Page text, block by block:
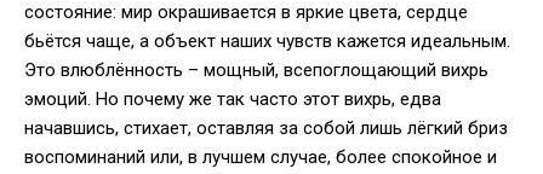
состояние: мир окрашивается в яркие цвета, сердце
бьётся чаще, а объект наших чувств кажется идеальным.
Это влюблённость – мощный, всепоглощающий вихрь
эмоций. Но почему же так часто этот вихрь, едва
начавшись, стихает, оставляя за собой лишь лёгкий бриз
воспоминаний или, в лучшем случае, более спокойное и